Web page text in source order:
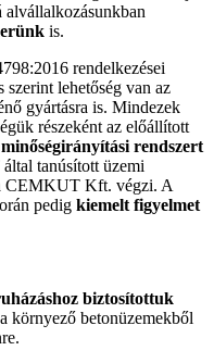
alvállalkozásunkban
is.
rendelkezései
lehetőség van az
gyártásra is. Mindezek
részeként az előállított
rendszert
tanúsított üzemi
CEMKUT Kft. végzi. A
pedig kiemelt figyelmet
biztosítottuk
környező betonüzemekből